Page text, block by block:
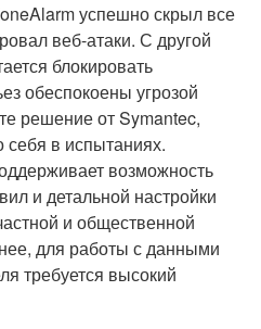
успешно скрыл все
веб-атаки. С другой
блокировать
обеспокоены угрозой
решение от Symantec,
в испытаниях.
возможность
и детальной настройки
и общественной
для работы с данными
требуется высокий